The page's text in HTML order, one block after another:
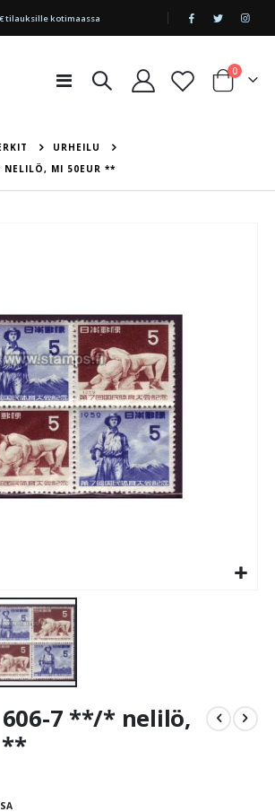
|
tilauksille kotimaassa
Toggle
Cart
0tuotetta
URHEILU
MI 50EUR **
7 **/* nelilö,
**